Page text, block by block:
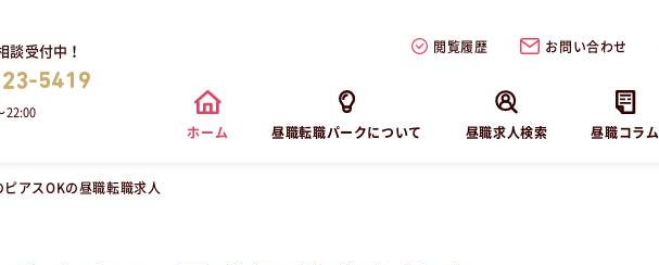
談受付中！
5419
22:00
閲覧履歴 お問い合わせ
ホーム 昼職転職パークについて 昼職求人検索 昼職コラム
アスOKの昼職転職求人